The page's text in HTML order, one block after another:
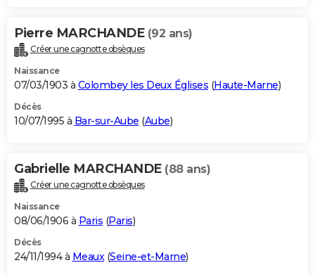
Pierre MARCHANDE (92 ans)
Créer une cagnotte obsèques
Naissance
07/03/1903 à Colombey les Deux Églises (Haute-Marne)
Décès
10/07/1995 à Bar-sur-Aube (Aube)
Gabrielle MARCHANDE (88 ans)
Créer une cagnotte obsèques
Naissance
08/06/1906 à Paris (Paris)
Décès
24/11/1994 à Meaux(Seine-et-Marne)